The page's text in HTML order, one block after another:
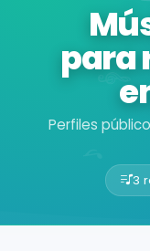
para
Perfiles
3
Buscador de